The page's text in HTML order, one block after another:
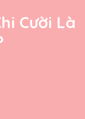
Cười Là